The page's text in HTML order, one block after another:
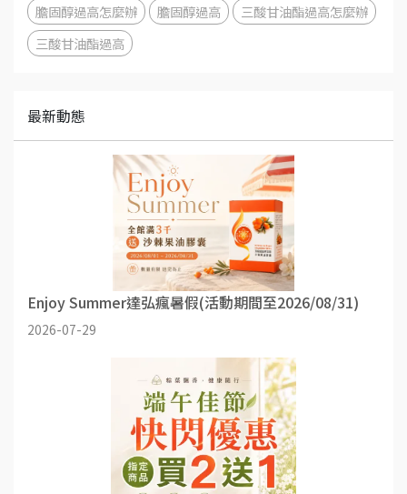
膽固醇過高怎麼辦
膽固醇過高
三酸甘油酯過高怎麼辦
三酸甘油酯過高
最新動態
Enjoy Summer達弘瘋暑假(活動期間至2026/08/31)
2026-07-29